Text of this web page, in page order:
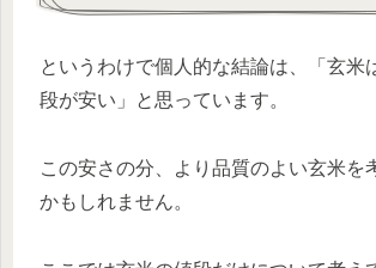
というわけで個人的な結論は、「玄米
段が安い」と思っています。
この安さの分、より品質のよい玄米を
かもしれません。